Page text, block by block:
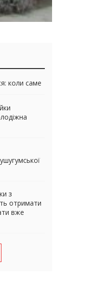
коли саме
з
отримати
вже